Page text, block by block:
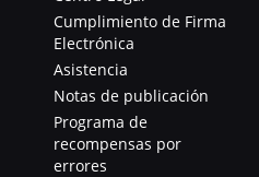
Cumplimiento de Firma
Electrónica
Asistencia
Notas de publicación
Programa de
recompensas por
errores